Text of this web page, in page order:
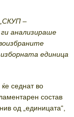
–
анализираше
единица
седнат во
состав
од „единицата“,